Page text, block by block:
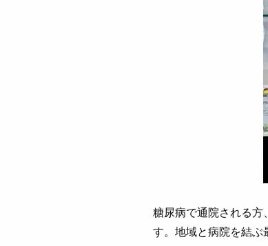
糖尿病で通院される方
す。地域と病院を結ぶ